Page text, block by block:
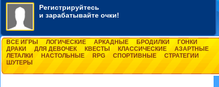
Регистрируйтесь
и зарабатывайте очки!
ВСЕ ИГРЫ ЛОГИЧЕСКИЕ АРКАДНЫЕ БРОДИЛКИ
ГОНКИ
ДРАКИ
ДЛЯ ДЕВОЧЕК КВЕСТЫ КЛАССИЧЕСКИЕ
АЗАРТНЫЕ
ЛЕТАЛКИ
НАСТОЛЬНЫЕ RPG СПОРТИВНЫЕ
СТРАТЕГИИ
ШУТЕРЫ